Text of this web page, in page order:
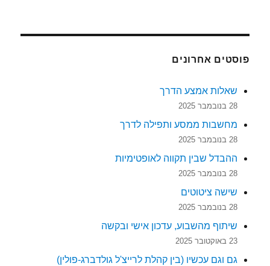
פוסטים אחרונים
שאלות אמצע הדרך
28 בנובמבר 2025
מחשבות ממסע ותפילה לדרך
28 בנובמבר 2025
ההבדל שבין תקווה לאופטימיות
28 בנובמבר 2025
שישה ציטוטים
28 בנובמבר 2025
שיתוף מהשבוע, עדכון אישי ובקשה
23 באוקטובר 2025
גם וגם עכשיו (בין קהלת לרייצ'ל גולדברג-פולין)